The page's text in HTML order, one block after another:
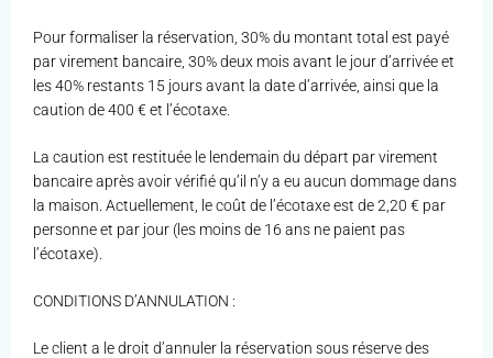
Pour formaliser la réservation, 30% du montant total est payé
par virement bancaire, 30% deux mois avant le jour d’arrivée et
les 40% restants 15 jours avant la date d’arrivée, ainsi que la
caution de 400 € et l’écotaxe.
La caution est restituée le lendemain du départ par virement
bancaire après avoir vérifié qu’il n’y a eu aucun dommage dans
la maison. Actuellement, le coût de l’écotaxe est de 2,20 € par
personne et par jour (les moins de 16 ans ne paient pas
l’écotaxe).
CONDITIONS D’ANNULATION :
Le client a le droit d’annuler la réservation sous réserve des